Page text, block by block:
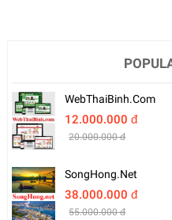
WebThaiBinh.com
12.000.000 đ
20.000.000 đ
SongHong.net
38.000.000 đ
55.000.000 đ